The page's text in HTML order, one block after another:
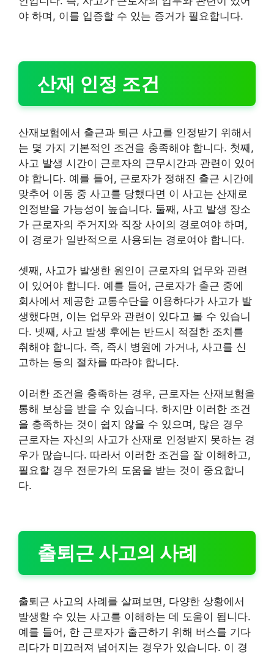
야 하며, 이를 입증할 수 있는 증거가 필요합니다.
산재 인정 조건
산재보험에서 출근과 퇴근 사고를 인정받기 위해서
는 몇 가지 기본적인 조건을 충족해야 합니다. 첫째,
사고 발생 시간이 근로자의 근무시간과 관련이 있어
야 합니다. 예를 들어, 근로자가 정해진 출근 시간에
맞추어 이동 중 사고를 당했다면 이 사고는 산재로
인정받을 가능성이 높습니다. 둘째, 사고 발생 장소
가 근로자의 주거지와 직장 사이의 경로여야 하며,
이 경로가 일반적으로 사용되는 경로여야 합니다.
셋째, 사고가 발생한 원인이 근로자의 업무와 관련
이 있어야 합니다. 예를 들어, 근로자가 출근 중에
회사에서 제공한 교통수단을 이용하다가 사고가 발
생했다면, 이는 업무와 관련이 있다고 볼 수 있습니
다. 넷째, 사고 발생 후에는 반드시 적절한 조치를
취해야 합니다. 즉, 즉시 병원에 가거나, 사고를 신
고하는 등의 절차를 따라야 합니다.
이러한 조건을 충족하는 경우, 근로자는 산재보험을
통해 보상을 받을 수 있습니다. 하지만 이러한 조건
을 충족하는 것이 쉽지 않을 수 있으며, 많은 경우
근로자는 자신의 사고가 산재로 인정받지 못하는 경
우가 많습니다. 따라서 이러한 조건을 잘 이해하고,
필요할 경우 전문가의 도움을 받는 것이 중요합니
다.
출퇴근 사고의 사례
출퇴근 사고의 사례를 살펴보면, 다양한 상황에서
발생할 수 있는 사고를 이해하는 데 도움이 됩니다.
예를 들어, 한 근로자가 출근하기 위해 버스를 기다
리다가 미끄러져 넘어지는 경우가 있습니다. 이 경